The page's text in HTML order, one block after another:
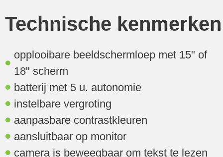
Technische kenmerken
opplooibare beeldschermloep met 15" of
18" scherm
batterij met 5 u. autonomie
instelbare vergroting
aanpasbare contrastkleuren
aansluitbaar op monitor
camera is beweegbaar om tekst te lezen